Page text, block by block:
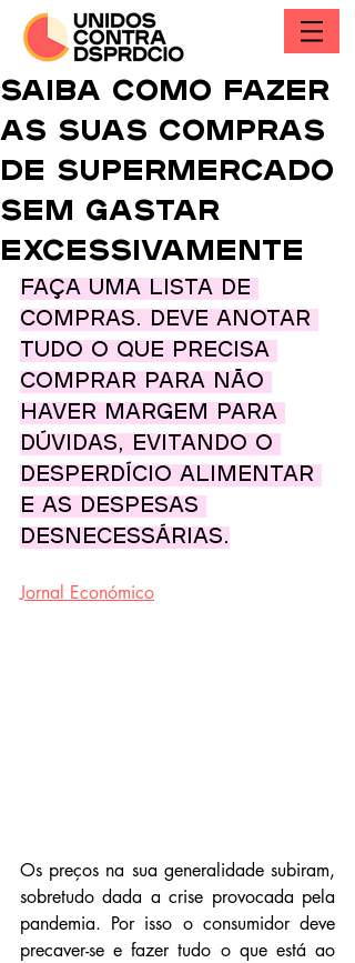
Saiba como fazer
as suas compras
de supermercado
sem gastar
excessivamente
Faça uma lista de
compras. Deve anotar
tudo o que precisa
comprar para não
haver margem para
dúvidas, evitando o
desperdício alimentar
e as despesas
desnecessárias.
Jornal Económico
Os preços na sua generalidade subiram,
sobretudo dada a crise provocada pela
pandemia. Por isso o consumidor deve
precaver-se e fazer tudo o que está ao